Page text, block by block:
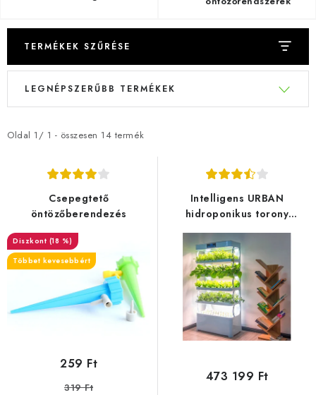
TERMÉKEK SZŰRÉSE
T
m
l
i
s
á
Oldal 1 / 1 - összesen 14 termék
T
m
r
e
n
e
LEGNÉPSZERŰBB TERMÉKEK
Csepegtető
öntözőberendezés
(18 %)
Többet kevesebbért
259 Ft
319 Ft
Intelligens URBAN
hidroponikus torony
gyógynövények és
mikrozöldségek
termesztéséhez
473 199 Ft